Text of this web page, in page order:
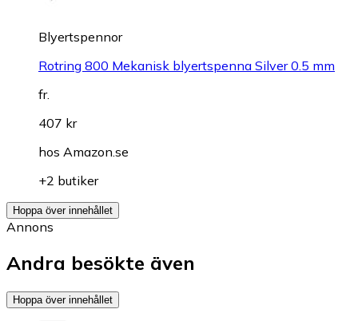
Blyertspennor
Rotring 800 Mekanisk blyertspenna Silver 0.5 mm
fr.
407 kr
hos Amazon.se
+2 butiker
Hoppa över innehållet
Annons
Andra besökte även
Hoppa över innehållet